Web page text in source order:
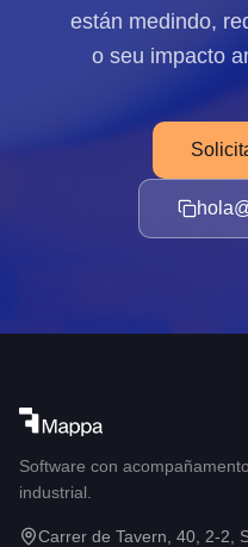
están medindo,
o seu impacto
Software con
industrial.
Carrer de Tavern, 40, 2-2,